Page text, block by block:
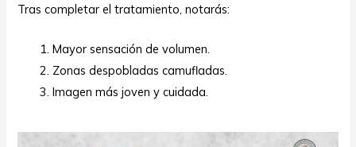
Tras completar el tratamiento, notarás:
Mayor sensación de volumen.
Zonas despobladas camufladas.
Imagen más joven y cuidada.